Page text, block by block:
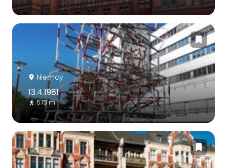
Niemcy
13.4.1981
573 m